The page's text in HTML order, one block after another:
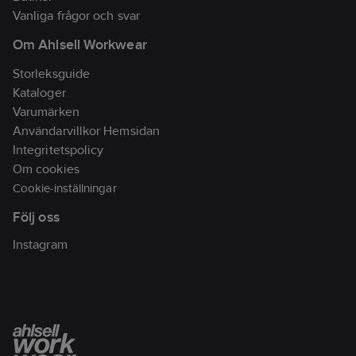
polyester, 210 g/m².
Tvättråd:Normal
maskintvätt Tvättas i
60 grader (vit tvättas
40 grader).
Artikelnr: 992746
Lev.
artikelnr:
65232620-9999-C52
Ean
7319440712538
Materialklass
Vanliga frågor och svar
Om Ahlsell Workwear
Storleksguide
Kataloger
Varumärken
Användarvillkor Hemsidan
Integritetspolicy
Om cookies
Cookie-inställningar
Följ oss
Instagram